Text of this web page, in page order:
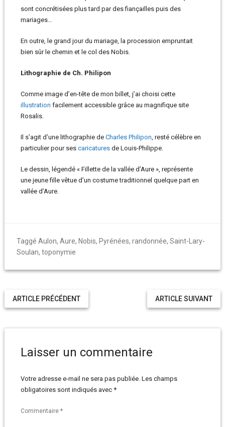
sont concrétisées plus tard par des fiançailles puis des
mariages…
En outre, le grand jour du mariage, la procession empruntait
bien sûr le chemin et le col des Nobis.
Lithographie de Ch. Philipon
Comme image d’en-tête de mon billet, j’ai choisi cette
illustration facilement accessible grâce au magnifique site
Rosalis.
Il s’agit d’une lithographie de Charles Philipon , resté célèbre en
particulier pour ses caricaturesde Louis-Philippe.
Le dessin, légendé « Fillette de la vallée d’Aure », représente
une jeune fille vêtue d’un costume traditionnel quelque part en
vallée d’Aure.
Taggé Aulon, Aure, Nobis, Pyrénées, randonnée, Saint-Lary-
Soulan, toponymie
ARTICLE SUIVANT
ARTICLE PRÉCÉDENT
Laisser un commentaire
Votre adresse e-mail ne sera pas publiée. Les champs
obligatoires sont indiqués avec *
Commentaire *